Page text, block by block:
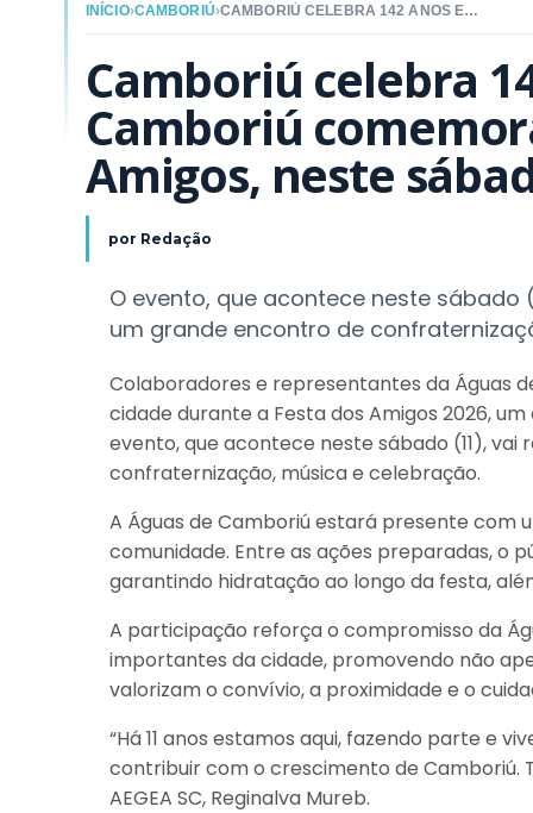
INÍCIO›CAMBORIÚ› CAMBORIÚ CELEBRA 142 ANOS E ÁGUAS DE CAMBORIÚ COMEMORA A DATA NA FESTA DOS AMIGOS, NESTE SÁBADO (11)
Camboriú celebra
Camboriú
Amigos, neste
por Redação
O evento, que acontece neste sábado
um grande encontro de
Colaboradores e representantes da Águas
cidade durante a Festa dos Amigos 2026,
evento, que acontece neste sábado (11),
confraternização, música e celebração.
A Águas de Camboriú estará presente
comunidade. Entre as ações preparadas, o
garantindo hidratação ao longo da festa,
A participação reforça o compromisso da
importantes da cidade, promovendo não
valorizam o convívio, a proximidade e o
“Há 11 anos estamos aqui, fazendo parte e
contribuir com o crescimento de Camboriú.
AEGEA SC, Reginalva Mureb.